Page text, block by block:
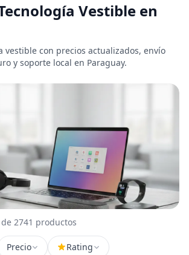
Vestible en
vestible con precios actualizados, envío
y soporte local en Paraguay.
2741 productos
Precio
Rating